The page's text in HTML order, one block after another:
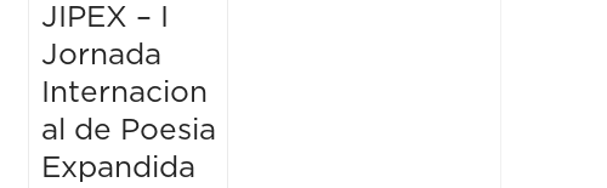
JIPEX – I
Jornada
Internacion
al de Poesia
Expandida